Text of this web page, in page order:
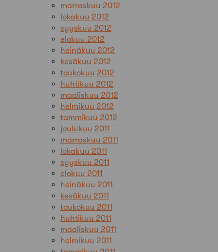
marraskuu 2012
lokakuu 2012
syyskuu 2012
elokuu 2012
heinäkuu 2012
kesäkuu 2012
toukokuu 2012
huhtikuu 2012
maaliskuu 2012
helmikuu 2012
tammikuu 2012
joulukuu 2011
marraskuu 2011
lokakuu 2011
syyskuu 2011
elokuu 2011
heinäkuu 2011
kesäkuu 2011
toukokuu 2011
huhtikuu 2011
maaliskuu 2011
helmikuu 2011